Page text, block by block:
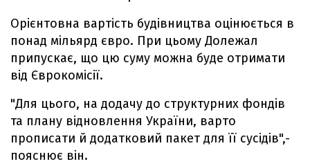
Орієнтовна вартість будівництва оцінюється в
понад мільярд євро. При цьому Долежал
припускає, що цю суму можна буде отримати
від Єврокомісії.
"Для цього, на додачу до структурних фондів
та плану відновлення України, варто
прописати й додатковий пакет для її сусідів",-
пояснює він.